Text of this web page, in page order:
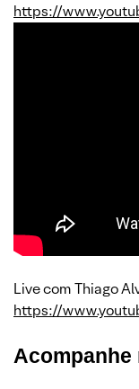
https://
Live com Thiago
https://
Acompanhe